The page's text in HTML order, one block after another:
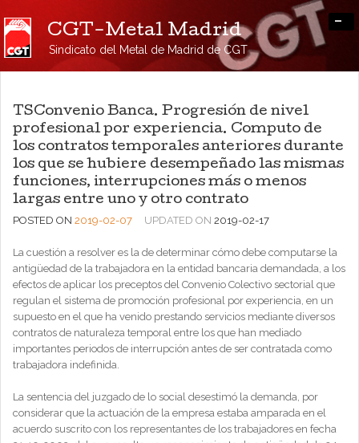
CGT-Metal Madrid
Sindicato del Metal de Madrid de CGT
-
TSConvenio Banca. Progresión de nivel
profesional por experiencia. Computo de
los contratos temporales anteriores durante
los que se hubiere desempeñado las mismas
funciones, interrupciones más o menos
largas entre uno y otro contrato
POSTED ON 2019-02-07 UPDATED ON 2019-02-17
La cuestión a resolver es la de determinar cómo debe computarse la
antigüedad de la trabajadora en la entidad bancaria demandada, a los
efectos de aplicar los preceptos del Convenio Colectivo sectorial que
regulan el sistema de promoción profesional por experiencia, en un
supuesto en el que ha venido prestando servicios mediante diversos
contratos de naturaleza temporal entre los que han mediado
importantes periodos de interrupción antes de ser contratada como
trabajadora indefinida.
La sentencia del juzgado de lo social desestimó la demanda, por
considerar que la actuación de la empresa estaba amparada en el
acuerdo suscrito con los representantes de los trabajadores en fecha